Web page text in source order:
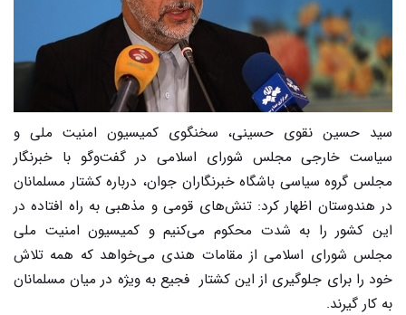
سید حسین نقوی حسینی، سخنگوی کمیسیون امنیت ملی و
سیاست خارجی مجلس شورای اسلامی در گفت‌وگو با خبرنگار
مجلس گروه سیاسی باشگاه خبرنگاران جوان، درباره کشتار مسلمانان
در هندوستان اظهار کرد: تنش‌های قومی و مذهبی به راه افتاده در
این کشور را به شدت محکوم می‌کنیم و کمیسیون امنیت ملی
مجلس شورای اسلامی از مقامات هندی می‌خواهد که همه تلاش
خود را برای جلوگیری از این کشتار فجیع به ویژه در میان مسلمانان
به کار گیرند.